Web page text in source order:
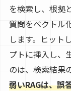
を検索し、根拠
質問をベクトル
します。ヒット
プトに挿入し、
のは、検索結果
弱いRAGは、誤